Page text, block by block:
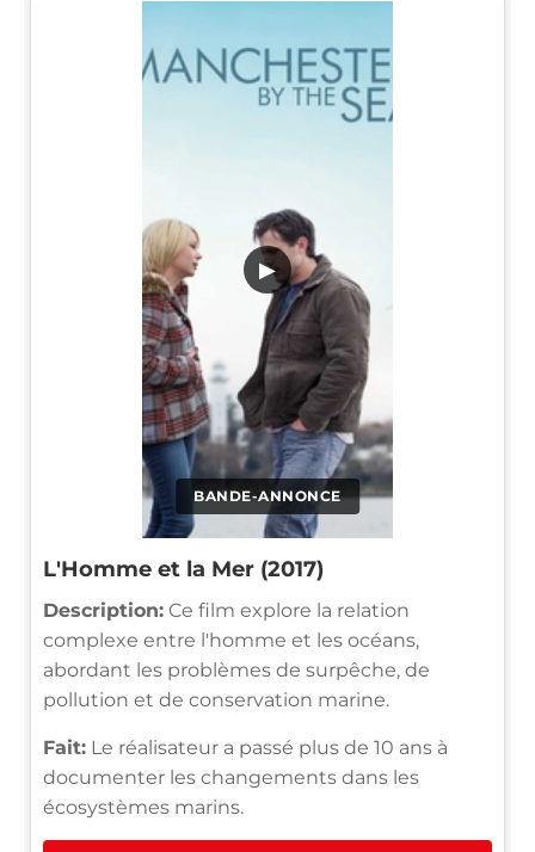
BANDE-ANNONCE
▶
L'Homme et la Mer (2017)
Description: Ce film explore la relation
complexe entre l'homme et les océans,
abordant les problèmes de surpêche, de
pollution et de conservation marine.
Fait: Le réalisateur a passé plus de 10 ans à
documenter les changements dans les
écosystèmes marins.